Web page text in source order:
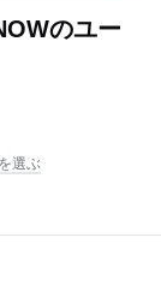
のユー
選ぶ